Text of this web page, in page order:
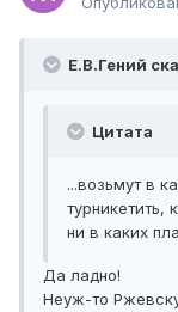
Е.В.Гений
Цитата
...возьмут в
турникетить,
ни в каких
Да ладно!
Неуж-то